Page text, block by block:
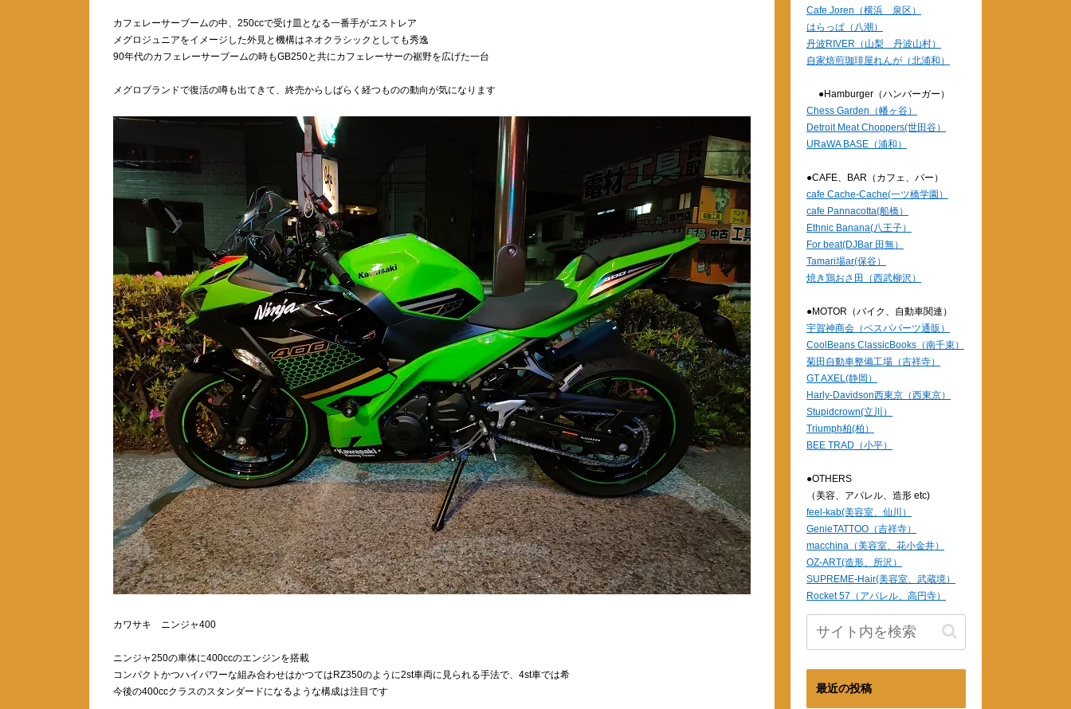
カフェレーサーブームの中、250ccで受け皿となる一番手がエストレア
メグロジュニアをイメージした外見と機構はネオクラシックとしても秀逸
90年代のカフェレーサーブームの時もGB250と共にカフェレーサーの裾野を広げた一台
メグロブランドで復活の噂も出てきて、終売からしばらく経つものの動向が気になります
カワサキ ニンジャ400
ニンジャ250の車体に400ccのエンジンを搭載
コンパクトかつハイパワーな組み合わせはかつてはRZ350のように2st車両に見られる手法で、4st車では希
今後の400ccクラスのスタンダードになるような構成は注目です
Cafe Joren（横浜 泉区）
はらっぱ（八潮）
丹波RIVER（山梨 丹波山村）
自家焙煎珈琲屋れんが（北浦和）
●Hamburger（ハンバーガー）
Chess Garden（幡ヶ谷）
Detroit Meat Choppers(世田谷）
URaWA BASE（浦和）
●CAFE、BAR（カフェ、バー）
cafe Cache-Cache(一ツ橋学園）
cafe Pannacotta(船橋）
Ethnic Banana(八王子）
For beat(DJBar 田無）
Tamari場ar(保谷）
焼き鶏おさ田（西武柳沢）
●MOTOR（バイク、自動車関連）
宇賀神商会（ベスパパーツ通販）
CoolBeans ClassicBooks（南千束）
菊田自動車整備工場（吉祥寺）
GT AXEL(静岡）
Harly-Davidson西東京（西東京）
Stupidcrown(立川）
Triumph柏(柏）
BEE TRAD（小平）
●OTHERS
（美容、アパレル、造形 etc)
feel-kab(美容室、仙川）
GenieTATTOO（吉祥寺）
macchina（美容室、花小金井）
OZ-ART(造形、所沢）
SUPREME-Hair(美容室、武蔵境）
Rocket 57（アパレル、高円寺）
最近の投稿